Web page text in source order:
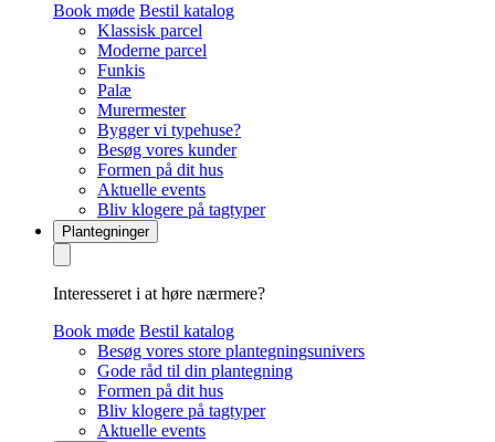
Book møde Bestil katalog
Klassisk parcel
Moderne parcel
Funkis
Palæ
Murermester
Bygger vi typehuse?
Besøg vores kunder
Formen på dit hus
Aktuelle events
Bliv klogere på tagtyper
Plantegninger
Interesseret i at høre nærmere?
Book møde Bestil katalog
Besøg vores store plantegningsunivers
Gode råd til din plantegning
Formen på dit hus
Bliv klogere på tagtyper
Aktuelle events